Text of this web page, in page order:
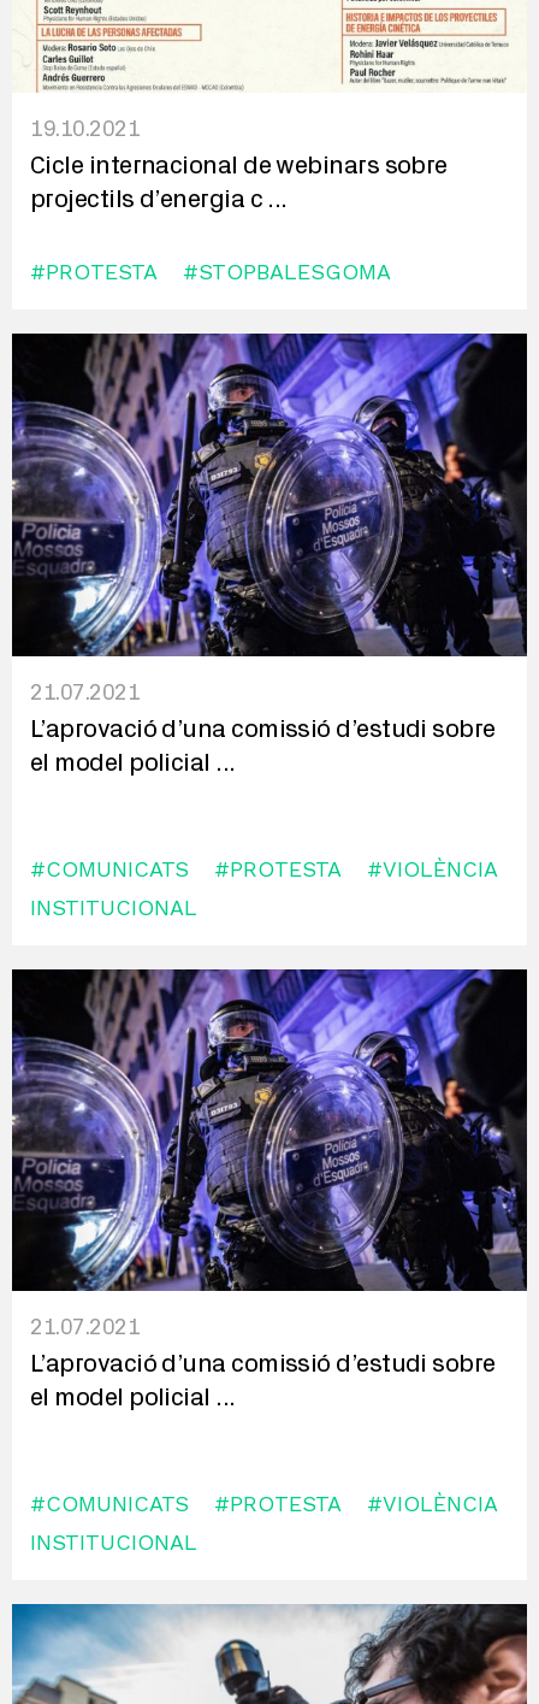
19.10.2021
Cicle internacional de webinars sobre
projectils d’energia c ...
#PROTESTA #STOPBALESGOMA
21.07.2021
L’aprovació d’una comissió d’estudi sobre
el model policial ...
#COMUNICATS #PROTESTA
#VIOLÈNCIA
INSTITUCIONAL
21.07.2021
L’aprovació d’una comissió d’estudi sobre
el model policial ...
#COMUNICATS #PROTESTA
#VIOLÈNCIA
INSTITUCIONAL